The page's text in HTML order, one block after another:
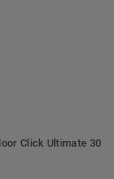
Click Ultimate 30